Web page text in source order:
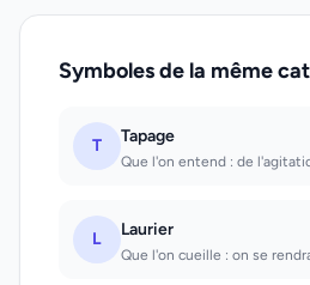
Symboles de la même
T Tapage
Que l'on entend : de
L Laurier